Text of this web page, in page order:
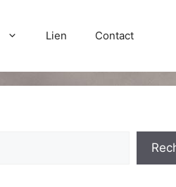
Lien Contact